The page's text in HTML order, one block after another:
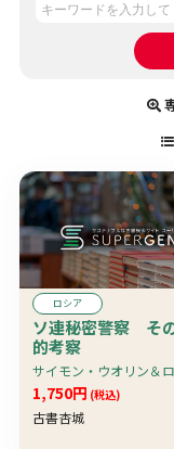
ロシア
ソ連秘密警察 そ
的考察
1,750円 (税込)
古書杏城